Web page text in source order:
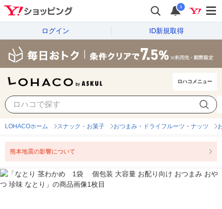
i
ログイン ID新規取得
ロハコメニュー
LOHACOホーム スナック・お菓子 おつまみ・ドライフルーツ・ナッツ
熊本地震の影響について